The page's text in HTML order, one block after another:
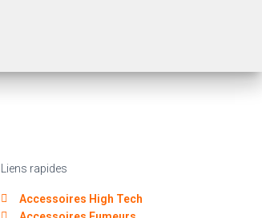
Liens rapides
Accessoires High Tech